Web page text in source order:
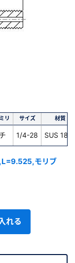
リ サイズ 材質
1/4-28 SUS 18-8
モリブ
れる